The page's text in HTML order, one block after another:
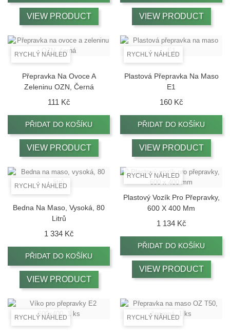
VIEW PRODUCT VIEW PRODUCT
RYCHLÝ NÁHLED
Přepravka Na Ovoce A
Zeleninu OZN, Černá
111 KčCena
PŘIDAT DO KOŠÍKU
VIEW PRODUCT
RYCHLÝ NÁHLED
Plastová Přepravka Na Maso
E1
160 KčCena
PŘIDAT DO KOŠÍKU
VIEW PRODUCT
RYCHLÝ NÁHLED
Bedna Na Maso, Vysoká, 80
Litrů
1 334 KčCena
PŘIDAT DO KOŠÍKU
VIEW PRODUCT
RYCHLÝ NÁHLED
Plastový Vozík Pro Přepravky,
600 X 400 Mm
1 134 KčCena
PŘIDAT DO KOŠÍKU
VIEW PRODUCT
RYCHLÝ NÁHLED RYCHLÝ NÁHLED